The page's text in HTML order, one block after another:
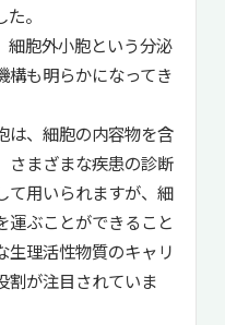
。
細胞外小胞という分泌
構も明らかになってき
は、細胞の内容物を含
さまざまな疾患の診断
て用いられますが、細
運ぶことができること
生理活性物質のキャリ
割が注目されていま